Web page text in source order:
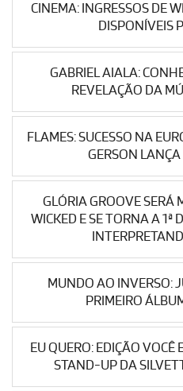
CINEMA: INGRESSOS DE
DISPONÍVEIS
GABRIEL AIALA:
REVELAÇÃO DA
FLAMES: SUCESSO NA
GERSON
GLÓRIA GROOVE SERÁ
WICKED E SE TORNA A 1ª
MUNDO AO INVERSO:
PRIMEIRO
EU QUERO: EDIÇÃO
STAND-UP DA